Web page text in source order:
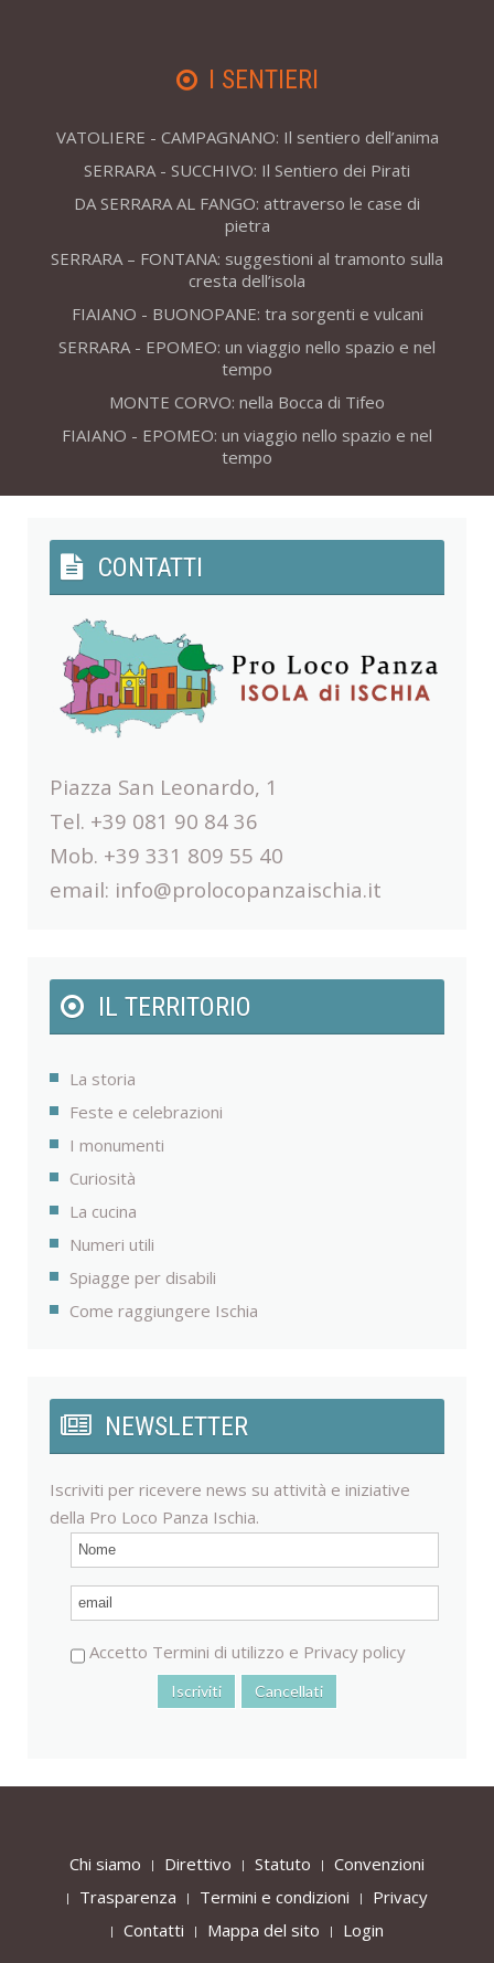
I SENTIERI
VATOLIERE - CAMPAGNANO: Il sentiero dell’anima
SERRARA - SUCCHIVO: Il Sentiero dei Pirati
DA SERRARA AL FANGO: attraverso le case di
pietra
SERRARA – FONTANA: suggestioni al tramonto sulla
cresta dell’isola
FIAIANO - BUONOPANE: tra sorgenti e vulcani
SERRARA - EPOMEO: un viaggio nello spazio e nel
tempo
MONTE CORVO: nella Bocca di Tifeo
FIAIANO - EPOMEO: un viaggio nello spazio e nel
tempo
CONTATTI
Piazza San Leonardo, 1
Tel. +39 081 90 84 36
Mob. +39 331 809 55 40
email: info@prolocopanzaischia.it
IL TERRITORIO
La storia
Feste e celebrazioni
I monumenti
Curiosità
La cucina
Numeri utili
Spiagge per disabili
Come raggiungere Ischia
NEWSLETTER
Iscriviti per ricevere news su attività e iniziative
della Pro Loco Panza Ischia.
Accetto Termini di utilizzo e Privacy policy
Chi siamo Direttivo Statuto
Convenzioni
Trasparenza
Termini e condizioni
Privacy
Contatti
Mappa del sito Login